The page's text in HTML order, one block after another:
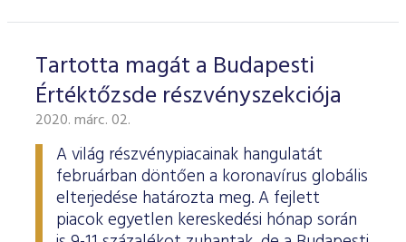
Tartotta magát a Budapesti
Értéktőzsde részvényszekciója
2020. márc. 02.
A világ részvénypiacainak hangulatát
februárban döntően a koronavírus globális
elterjedése határozta meg. A fejlett
piacok egyetlen kereskedési hónap során